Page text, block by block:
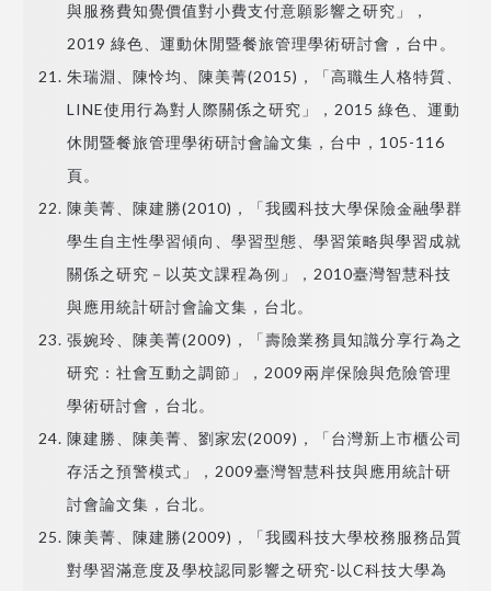
與服務費知覺價值對小費支付意願影響之研究」，
2019 綠色、運動休閒暨餐旅管理學術研討會，台中。
朱瑞淵、陳怜均、陳美菁(2015)，「高職生人格特質、
LINE使用行為對人際關係之研究」，2015 綠色、運動
休閒暨餐旅管理學術研討會論文集，台中，105-116
頁。
陳美菁、陳建勝(2010)，「我國科技大學保險金融學群
學生自主性學習傾向、學習型態、學習策略與學習成就
關係之研究－以英文課程為例」，2010臺灣智慧科技
與應用統計研討會論文集，台北。
張婉玲、陳美菁(2009)，「壽險業務員知識分享行為之
研究：社會互動之調節」，2009兩岸保險與危險管理
學術研討會，台北。
陳建勝、陳美菁、劉家宏(2009)，「台灣新上市櫃公司
存活之預警模式」，2009臺灣智慧科技與應用統計研
討會論文集，台北。
陳美菁、陳建勝(2009)，「我國科技大學校務服務品質
對學習滿意度及學校認同影響之研究-以C科技大學為